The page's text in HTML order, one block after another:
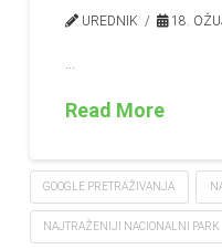
UREDNIK 18.
Read More
GOOGLE PRETRAŽIVANJA
NAJTRAŽENIJI NACIONALNI PARK